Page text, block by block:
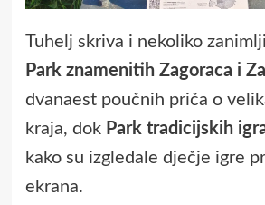
Tuhelj skriva i nekoliko
Park znamenitih Zagoraca i
dvanaest poučnih priča o
kraja, dok Park tradicijskih
kako su izgledale dječje igre
ekrana.